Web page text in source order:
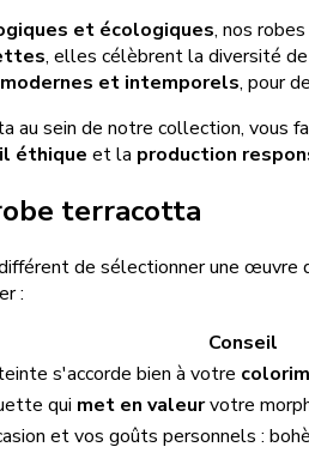
et écologiques, nos
, elles célèbrent la diversité
modernes et intemporels, pour
au sein de notre collection,
éthique et la production
terracotta
de sélectionner une œuvre
:
Conseil
s'accorde bien à votre
qui met en valeurvotre
et vos goûts personnels :